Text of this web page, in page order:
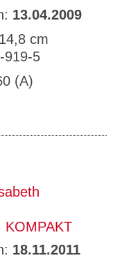
13.04.2009
cm
919-5
(A)
KOMPAKT
18.11.2011